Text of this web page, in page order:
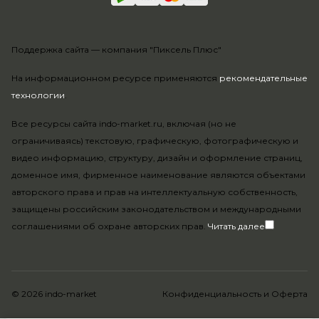
На информационном ресурсе применяются рекомендательные
технологии.
Все ресурсы сайта indo-market.ru, включая (но не
ограничиваясь) текстовую, графическую, фотографическую и
видео информацию, структуру, дизайн и оформление страниц,
доменное имя, фирменное наименование являются объектами
авторского права и прав на интеллектуальную собственность,
защищены российским законодательством и международными
соглашениями об охране авторских прав. Читать далее
Поддержка сайта — компания "Пиксель Плюс"
© 2026 indo-market Конфиденциальность и Оферта